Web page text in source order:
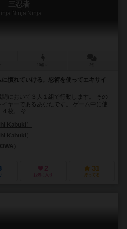
三忍者
Ninja Ninja
慣れていける。忍術を使ってエキサイ
において３人１組で行動します。 その
ヤーであるあなたです。 ゲーム中に使
４枚。 そ...
Kabuki）
Kabuki）
）
2
お気に入り
31
持ってる